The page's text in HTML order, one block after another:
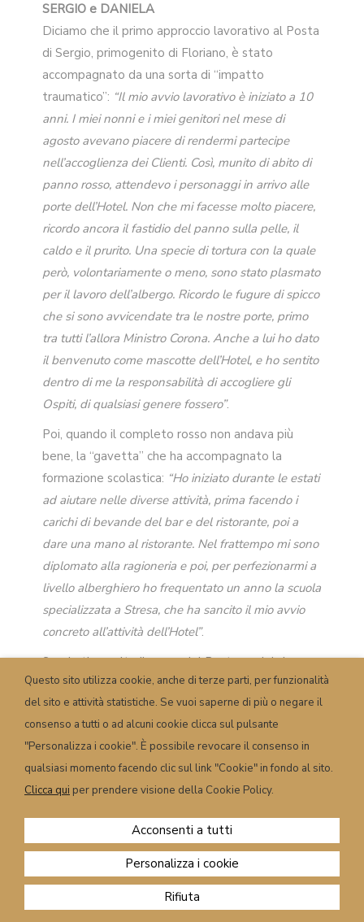
SERGIO e DANIELA
Diciamo che il primo approccio lavorativo al Posta
di Sergio, primogenito di Floriano, è stato
accompagnato da una sorta di “impatto
traumatico”: “Il mio avvio lavorativo è iniziato a 10
anni. I miei nonni e i miei genitori nel mese di
agosto avevano piacere di rendermi partecipe
nell’accoglienza dei Clienti. Così, munito di abito di
panno rosso, attendevo i personaggi in arrivo alle
porte dell’Hotel. Non che mi facesse molto piacere,
ricordo ancora il fastidio del panno sulla pelle, il
caldo e il prurito. Una specie di tortura con la quale
però, volontariamente o meno, sono stato plasmato
per il lavoro dell’albergo. Ricordo le fugure di spicco
che si sono avvicendate tra le nostre porte, primo
tra tutti l’allora Ministro Corona. Anche a lui ho dato
il benvenuto come mascotte dell’Hotel, e ho sentito
dentro di me la responsabilità di accogliere gli
Ospiti, di qualsiasi genere fossero”.
Poi, quando il completo rosso non andava più
bene, la “gavetta” che ha accompagnato la
formazione scolastica: “Ho iniziato durante le estati
ad aiutare nelle diverse attività, prima facendo i
carichi di bevande del bar e del ristorante, poi a
dare una mano al ristorante. Nel frattempo mi sono
diplomato alla ragioneria e poi, per perfezionarmi a
livello alberghiero ho frequentato un anno la scuola
specializzata a Stresa, che ha sancito il mio avvio
concreto all’attività dell’Hotel”.
Sergio tiene alto il nome del Posta e a lui si
affianca, nel 1986, la moglie Daniela Mares, alla
quale ha messo la fede al dito nel 1980.
CONTROLLA DISPONIBILITÀ
Questo sito utilizza cookie, anche di terze parti, per funzionalità
del sito e attività statistiche. Se vuoi saperne di più o negare il
consenso a tutti o ad alcuni cookie clicca sul pulsante
"Personalizza i cookie". È possibile revocare il consenso in
qualsiasi momento facendo clic sul link "Cookie" in fondo al sito.
Clicca qui per prendere visione della Cookie Policy.
Personalizza i cookie
Rifiuta
Acconsenti a tutti